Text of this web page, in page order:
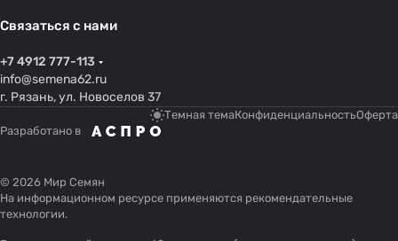
Связаться с нами
+7 4912 777-113
info@semena62.ru
г. Рязань, ул. Новоселов 37
Темная темаКонфиденциальностьОферта
Разработано в
© 2026 Мир Семян
На информационном ресурсе применяются рекомендательные
технологии.